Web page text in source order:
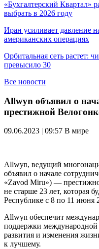
«Бухгалтерский Квартал»
выбрать в 2026 году
Иран усиливает давление
американских операциях
Орбитальная сеть растет:
превысило 30
Все новости
Allwyn объявил о
престижной
09.06.2023 | 09:57 В мире
Allwyn, ведущий
объявил о начале
«Zavod Miru») —
не старше 23 лет, которая
Республике с 8 по 11 июня
Allwyn обеспечит
поддержки международной
развития и изменения
к лучшему.